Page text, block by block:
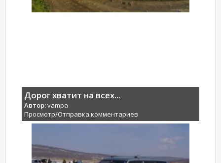
Дорог хватит на всех...
Автор:vampa
Просмотр/Отправка комментариев